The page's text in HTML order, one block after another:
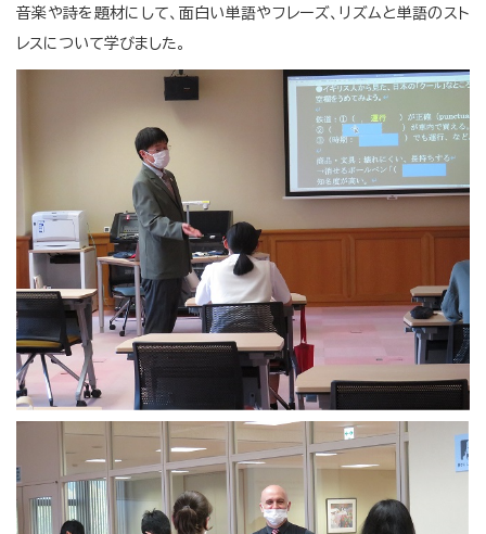
音楽や詩を題材にして、面白い単語やフレーズ、リズムと単語のスト
レスについて学びました。